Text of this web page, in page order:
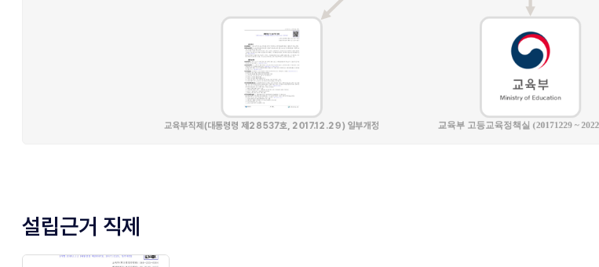
설립근거 직제